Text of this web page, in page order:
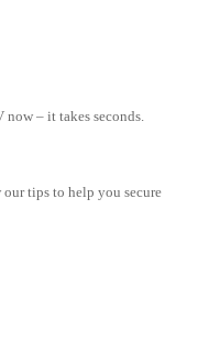
– it takes seconds.
tips to help you secure